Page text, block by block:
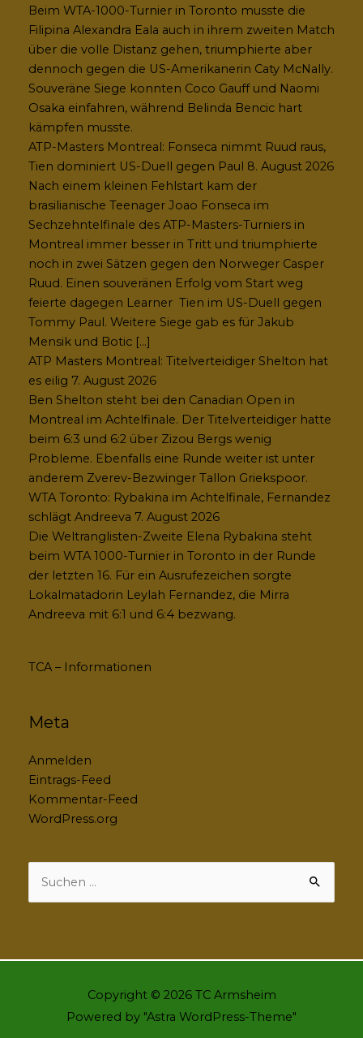
Beim WTA-1000-Turnier in Toronto musste die
Filipina Alexandra Eala auch in ihrem zweiten Match
über die volle Distanz gehen, triumphierte aber
dennoch gegen die US-Amerikanerin Caty McNally.
Souveräne Siege konnten Coco Gauff und Naomi
Osaka einfahren, während Belinda Bencic hart
kämpfen musste.
ATP-Masters Montreal: Fonseca nimmt Ruud raus,
Tien dominiert US-Duell gegen Paul 8. August 2026
Nach einem kleinen Fehlstart kam der
brasilianische Teenager Joao Fonseca im
Sechzehntelfinale des ATP-Masters-Turniers in
Montreal immer besser in Tritt und triumphierte
noch in zwei Sätzen gegen den Norweger Casper
Ruud. Einen souveränen Erfolg vom Start weg
feierte dagegen Learner Tien im US-Duell gegen
Tommy Paul. Weitere Siege gab es für Jakub
Mensik und Botic […]
ATP Masters Montreal: Titelverteidiger Shelton hat
es eilig 7. August 2026
Ben Shelton steht bei den Canadian Open in
Montreal im Achtelfinale. Der Titelverteidiger hatte
beim 6:3 und 6:2 über Zizou Bergs wenig
Probleme. Ebenfalls eine Runde weiter ist unter
anderem Zverev-Bezwinger Tallon Griekspoor.
WTA Toronto: Rybakina im Achtelfinale, Fernandez
schlägt Andreeva 7. August 2026
Die Weltranglisten-Zweite Elena Rybakina steht
beim WTA 1000-Turnier in Toronto in der Runde
der letzten 16. Für ein Ausrufezeichen sorgte
Lokalmatadorin Leylah Fernandez, die Mirra
Andreeva mit 6:1 und 6:4 bezwang.
TCA – Informationen
Meta
Anmelden
Eintrags-Feed
Kommentar-Feed
WordPress.org
Suchen
nach:
Copyright © 2026 TC Armsheim
Powered by "Astra WordPress-Theme"